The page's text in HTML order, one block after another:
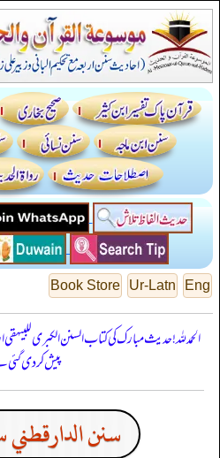
Eng
Ur-Latn
Book Store
الحمدللہ! حدیث مبارک کی کتاب السنن الكبرى
پیش کر دی
سنن